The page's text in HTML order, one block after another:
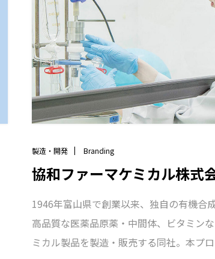
マイズCMSを導入しています。
製造・開発 Branding
協和ファーマケミカル株式
1946年富山県で創業以来、独自の有機合
高品質な医薬品原薬・中間体、ビタミン
ミカル製品を製造・販売する同社。本プ